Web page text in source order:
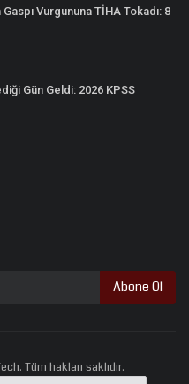
Gaspı Vurgununa TİHA Tokadı: 8
Gün Geldi: 2026 KPSS
Abone Ol
Tüm hakları saklıdır.